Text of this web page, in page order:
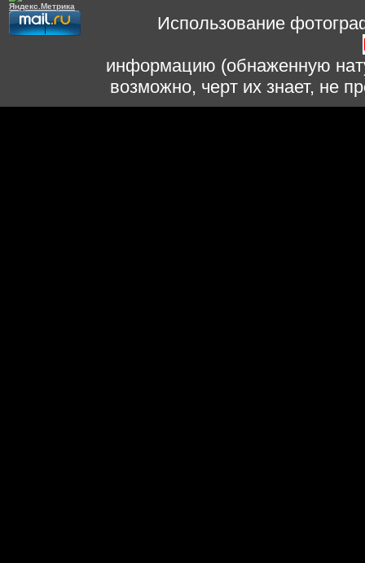
Использование
информацию (обнаженную
возможно, черт их знает, не